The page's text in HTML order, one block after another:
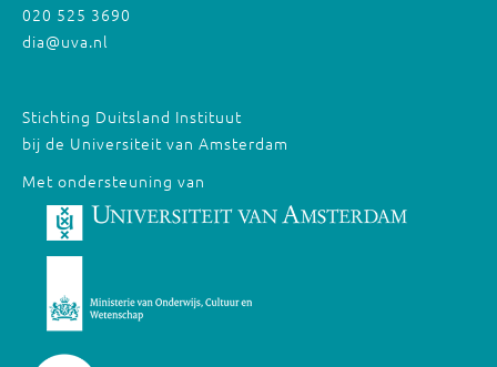
020 525 3690
dia@uva.nl
Stichting Duitsland Instituut
bij de Universiteit van Amsterdam
Met ondersteuning van